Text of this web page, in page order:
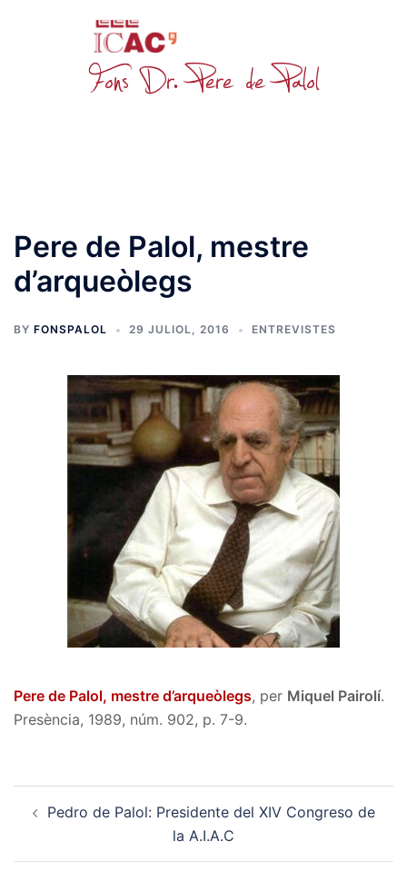
Pere de Palol, mestre
d’arqueòlegs
BY FONSPALOL 29 JULIOL, 2016 ENTREVISTES
Pere de Palol, mestre d’arqueòlegs, per Miquel Pairolí.
Presència, 1989, núm. 902, p. 7-9.
navigation
Pedro de Palol: Presidente del XIV Congreso de
la A.I.A.C